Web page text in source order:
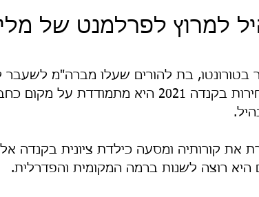
אחד על אחד
סיפורי מונשיין
בעלי חיים חלל
למרוץ לפרלמנט של
בטורונטו, בת להורים שעלו מברה"מ לשעבר
כך לקנדה. כעת, רגע לפני הבחירות בקנדה 2021 היא
קורותיה ומסעה כילדת ציונית בקנדה
היא רוצה לשנות ברמה המקומית והפדרלית.